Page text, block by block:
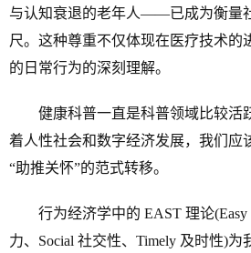
与认知衰退的老年人——已成为衡量
尺。这种尊重不仅体现在医疗技术的
的日常行为的深刻理解。
健康科普一直是科普领域比较活
着人性社会和数字经济发展，我们应
“助推关怀”的范式转移。
行为经济学中的 EAST 理论(Easy
力、Social 社交性、Timely 及时性)